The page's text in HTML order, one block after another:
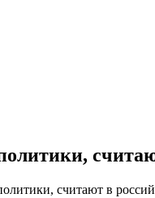
считают в